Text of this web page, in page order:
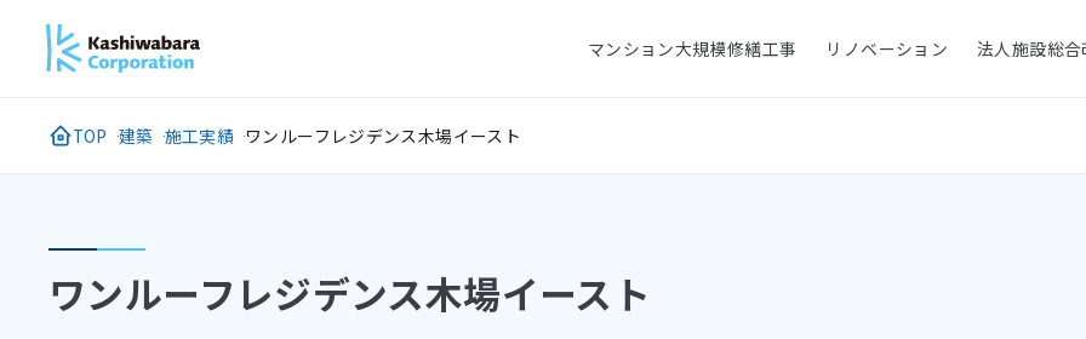
マンション大規模修繕工事 リノベーション 法人施設総合
TOP 建築 施工実績 ワンルーフレジデンス木場イースト
ワンルーフレジデンス木場イースト